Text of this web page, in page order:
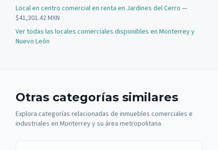
Local en centro comercial en renta en Jardines del Cerro —
$41,301.42 MXN
Ver todas las locales comerciales disponibles en Monterrey y
Nuevo León
Otras categorías similares
Explora categorías relacionadas de inmuebles comerciales e
industriales en Monterrey y su área metropolitana.